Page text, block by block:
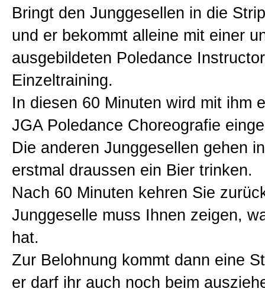
Bringt den Junggesellen in die
und er bekommt alleine mit einer
ausgebildeten Poledance
Einzeltraining.
In diesen 60 Minuten wird mit ihm
JGA Poledance Choreografie
Die anderen Junggesellen gehen
erstmal draussen ein Bier trinken.
Nach 60 Minuten kehren Sie
Junggeselle muss Ihnen zeigen,
hat.
Zur Belohnung kommt dann eine
er darf ihr auch noch beim